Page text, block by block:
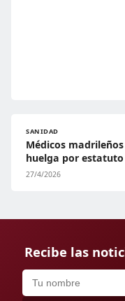
SANIDAD
Médicos
huelga por
27/4/2026
Recibe las